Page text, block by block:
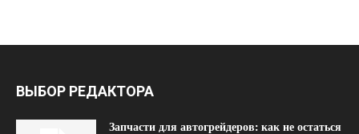
ВЫБОР РЕДАКТОРА
Запчасти для автогрейдеров: как не остаться